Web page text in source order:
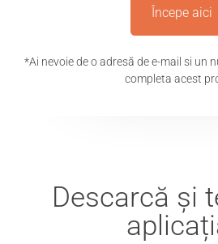
Începe aici
*Ai nevoie de o adresă de e-mail si un
completa acest
Descarcă și